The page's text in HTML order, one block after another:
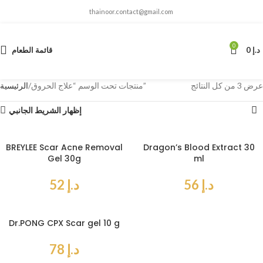
thainoor.contact@gmail.com
قائمة الطعام 0 د.إ
الرئيسية منتجات تحت الوسم “علاج الحروق” عرض ⁦3⁩ من كل النتائج
إظهار الشريط الجانبي
BREYLEE Scar Acne Removal
Gel 30g
د.إ
Dragon’s Blood Extract 30
ml
د.إ
Dr.PONG CPX Scar gel 10 g
د.إ